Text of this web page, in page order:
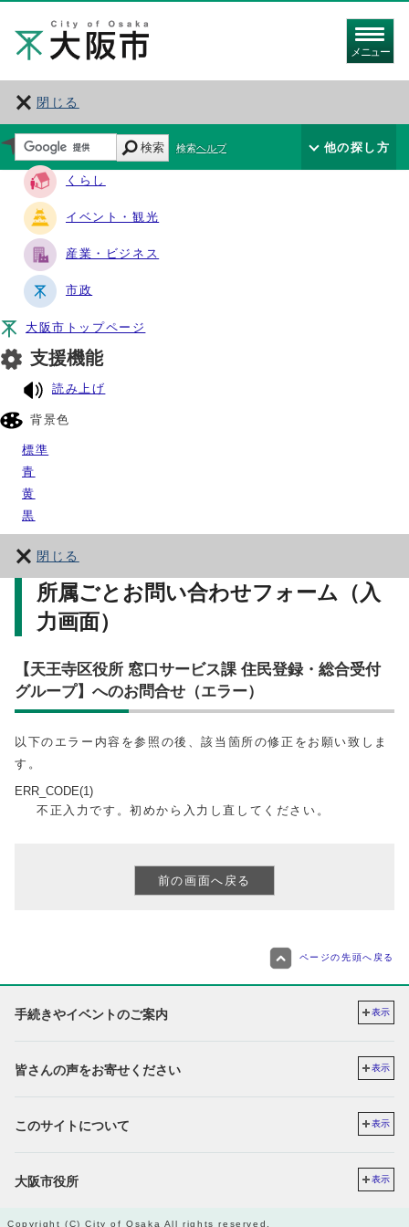
メニュー
閉じる
サイト・ナビ
くらし
イベント・観光
産業・ビジネス
市政
大阪市トップページ
支援機能
読み上げ
背景色
標準
青
黄
黒
閉じる
検索 検索ヘルプ 他の探し方
所属ごとお問い合わせフォーム（入
力画面）
【天王寺区役所 窓口サービス課 住民登録・総合受付
グループ】へのお問合せ（エラー）
以下のエラー内容を参照の後、該当箇所の修正をお願い致しま
す。
ERR_CODE(1)
不正入力です。初めから入力し直してください。
ページの先頭へ戻る
手続きやイベントのご案内 表示
皆さんの声をお寄せください 表示
このサイトについて 表示
大阪市役所 表示
Copyright (C) City of Osaka All rights reserved.